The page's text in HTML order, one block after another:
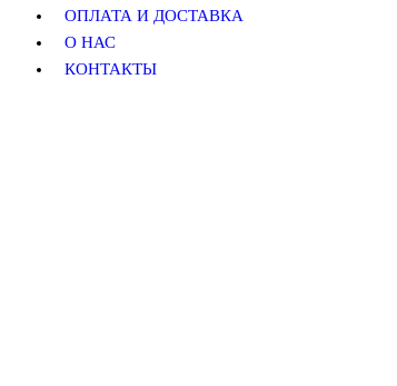
ОПЛАТА И ДОСТАВКА
О НАС
КОНТАКТЫ